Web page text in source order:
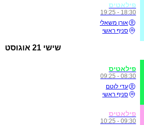
פילאטיס
18:30 - 19:25
אורן משאלי
סניף ראשי
שישי 21 אוגוסט
פילאטיס
08:30 - 09:25
עדי לוטם
סניף ראשי
פילאטיס
09:30 - 10:25